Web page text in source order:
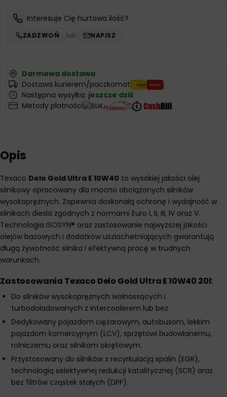
Interesuje Cię hurtowa ilość?
ZADZWOŃ lub NAPISZ
Darmowa dostawa
Dostawa kurierem/paczkomat
Następna wysyłka: jeszcze dziś
Metody płatności
Opis
Texaco Delo Gold Ultra E 10W40 to wysokiej jakości olej
silnikowy opracowany dla mocno obciążonych silników
wysokoprężnych. Zapewnia doskonałą ochronę i wydajność w
silnikach diesla zgodnych z normami Euro I, II, III, IV oraz V.
Technologia ISOSYN® oraz zastosowanie najwyższej jakości
olejów bazowych i dodatków uszlachetniających gwarantują
długą żywotność silnika i efektywną pracę w trudnych
warunkach.
Zastosowania Texaco Delo Gold Ultra E 10W40 20l:
Do silników wysokoprężnych wolnossących i
turbodoładowanych z Intercoolerem lub bez.
Dedykowany pojazdom ciężarowym, autobusom, lekkim
pojazdom komercyjnym (LCV), sprzętowi budowlanemu,
rolniczemu oraz silnikom okrętowym.
Przystosowany do silników z recyrkulacją spalin (EGR),
technologią selektywnej redukcji katalitycznej (SCR) oraz
bez filtrów cząstek stałych (DPF).